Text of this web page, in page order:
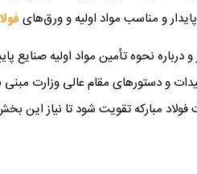
و مناسب مواد اولیه و ورق‌های
و درباره نحوه تأمین مواد اولیه
و دستورهای مقام عالی وزارت
مبارکه تقویت شود تا نیاز این